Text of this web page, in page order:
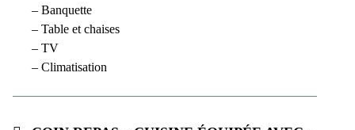
– Banquette
– Table et chaises
– TV
– Climatisation